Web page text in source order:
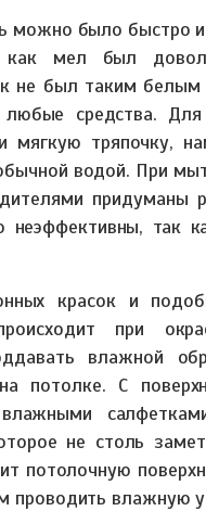
можно было быстро
мел был
не был таким
средства. Для
тряпочку,
водой. При
придуманы
так
красок и
при
влажной
потолке. С
не столь
потолочную
проводить влажную